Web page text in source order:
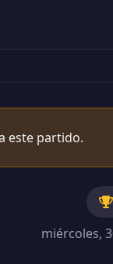
este partido.
miércoles,